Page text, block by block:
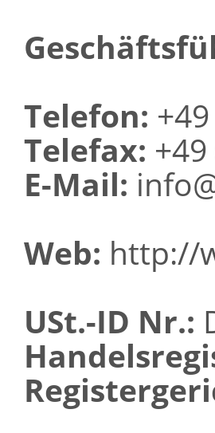
Telefon:
Telefax:
E-Mail:
Web: http://
USt.-ID Nr.: